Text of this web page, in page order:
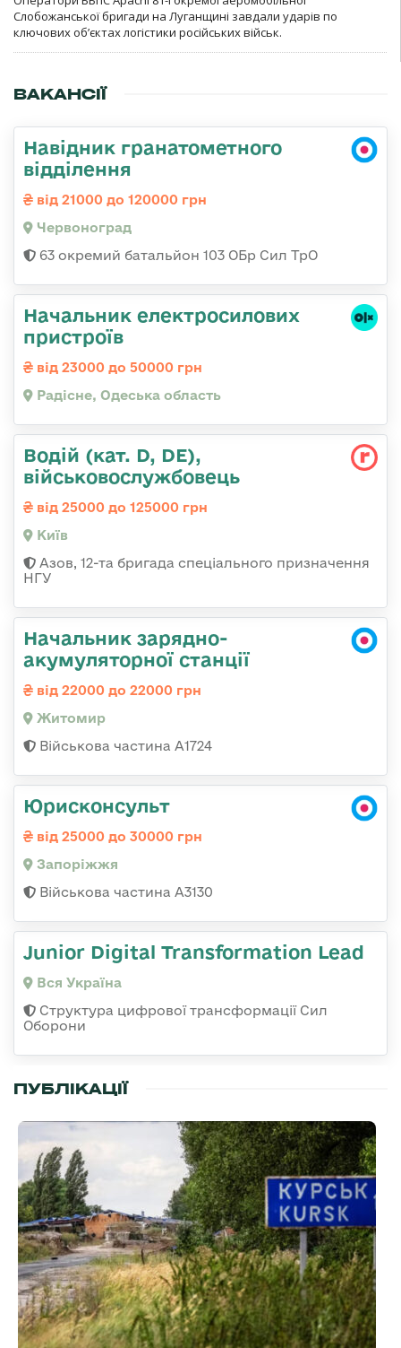
Слобожанської бригади на Луганщині завдали ударів по
ключових об’єктах логістики російських військ.
ВАКАНСІЇ
Навідник гранатометного
відділення
від 21000 до 120000 грн
Червоноград
63 окремий батальйон 103 ОБр Сил ТрО
Начальник електросилових
пристроїв
від 23000 до 50000 грн
Радісне, Одеська область
Водій (кат. D, DE),
військовослужбовець
від 25000 до 125000 грн
Київ
Азов, 12-та бригада спеціального призначення
НГУ
Начальник зарядно-
акумуляторної станції
від 22000 до 22000 грн
Житомир
Військова частина А1724
Юрисконсульт
від 25000 до 30000 грн
Запоріжжя
Військова частина А3130
Junior Digital Transformation Lead
Вся Україна
Структура цифрової трансформації Сил
Оборони
ПУБЛІКАЦІЇ